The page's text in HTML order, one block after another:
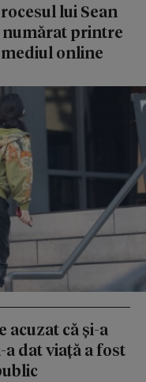
lui Sean
numărat printre
online
acuzat că și-a
a dat viață a fost